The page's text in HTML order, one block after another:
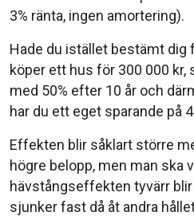
3% ränta, ingen amortering).
Hade du istället bestämt dig
köper ett hus för 300 000 kr,
med 50% efter 10 år och
har du ett eget sparande på
Effekten blir såklart större
högre belopp, men man ska
hävstångseffekten tyvärr
sjunker fast då åt andra